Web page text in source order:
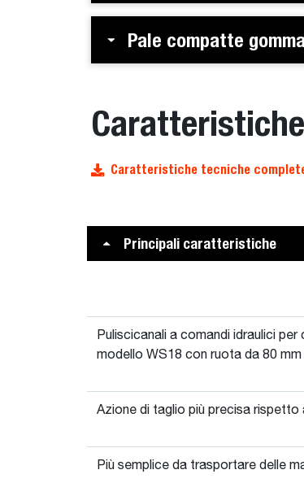
Pale compatte
Caratteristiche tecniche
Principali caratteristiche
Puliscicanali a comandi idraulici
modello WS18 con ruota da 80
Azione di taglio più precisa rispetto
Più semplice da trasportare delle